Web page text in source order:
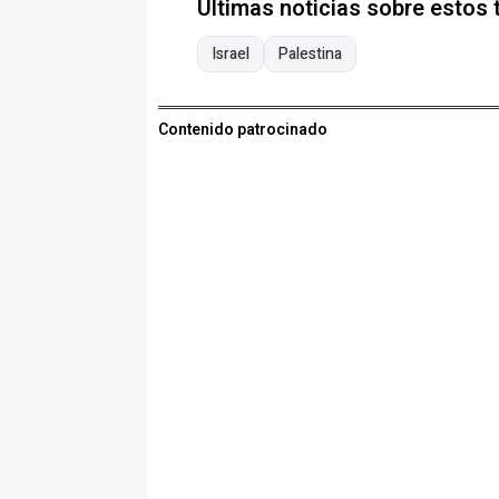
Últimas noticias sobre estos
Israel Palestina
Contenido patrocinado